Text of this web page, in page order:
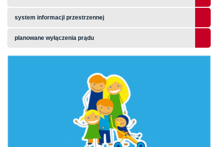
system informacji przestrzennej
planowane wyłączenia prądu